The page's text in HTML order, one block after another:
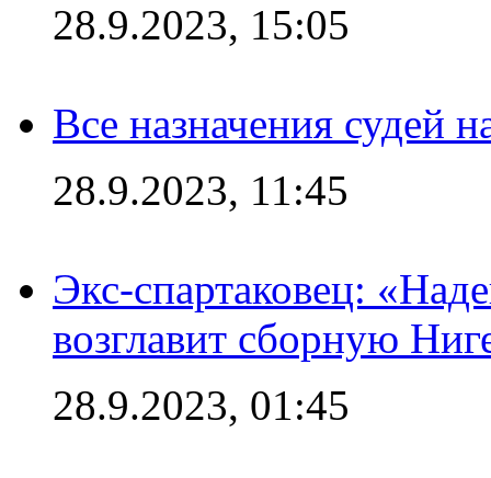
28.9.2023, 15:05
Все назначения судей
28.9.2023, 11:45
Экс-спартаковец:
возглавит сборную
28.9.2023, 01:45